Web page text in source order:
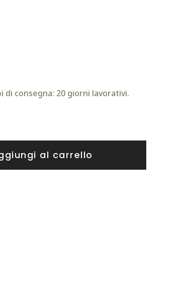
di consegna: 20 giorni lavorativi.
al carrello